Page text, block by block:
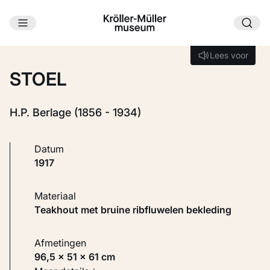
Ga naar hoofdinhoud
Lees voor
Lees voor
STOEL
H.P. Berlage (1856 - 1934)
Datum
1917
Materiaal
Teakhout met bruine ribfluwelen bekleding
Afmetingen
96,5 × 51 × 61 cm